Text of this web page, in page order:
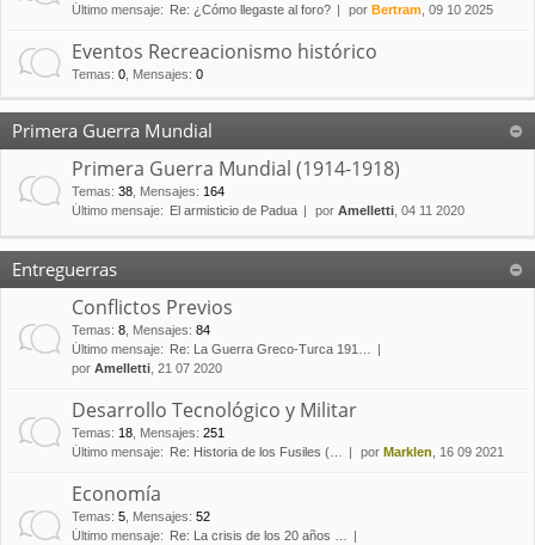
Último mensaje:
Re: ¿Cómo llegaste al foro? por Bertram , 09 10 2025
Eventos Recreacionismo histórico
Temas: 0 Mensajes: 0
Primera Guerra Mundial
Primera Guerra Mundial (1914-1918)
Temas: 38 Mensajes: 164
Último mensaje:
El armisticio de Padua por Amelletti , 04 11 2020
Entreguerras
Conflictos Previos
Temas: 8 Mensajes: 84
Último mensaje:
Re: La Guerra Greco-Turca 191…
por Amelletti , 21 07 2020
Desarrollo Tecnológico y Militar
Temas: 18 Mensajes: 251
Último mensaje:
Re: Historia de los Fusiles (… por Marklen , 16 09 2021
Economía
Temas: 5 Mensajes: 52
Último mensaje:
Re: La crisis de los 20 años …